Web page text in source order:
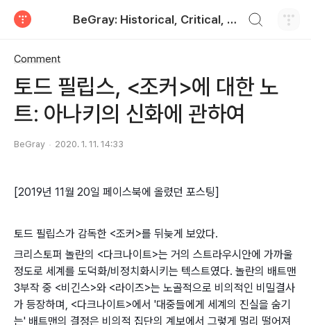
BeGray: Historical, Critical, and Practical
Comment
토드 필립스, <조커>에 대한 노
트: 아나키의 신화에 관하여
BeGray 2020. 1. 11. 14:33
[2019년 11월 20일 페이스북에 올렸던 포스팅]
토드 필립스가 감독한 <조커>를 뒤늦게 보았다.
크리스토퍼 놀란의 <다크나이트>는 거의 스트라우시안에 가까울
정도로 세계를 도덕화/비정치화시키는 텍스트였다. 놀란의 배트맨
3부작 중 <비긴스>와 <라이즈>는 노골적으로 비의적인 비밀결사
가 등장하며, <다크나이트>에서 '대중들에게 세계의 진실을 숨기
는' 배트맨의 결정은 비의적 집단의 계보에서 그렇게 멀리 떨어져